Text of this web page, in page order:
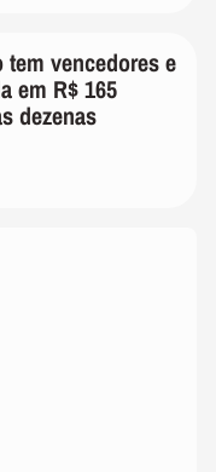
tem vencedores e
em R$ 165
dezenas